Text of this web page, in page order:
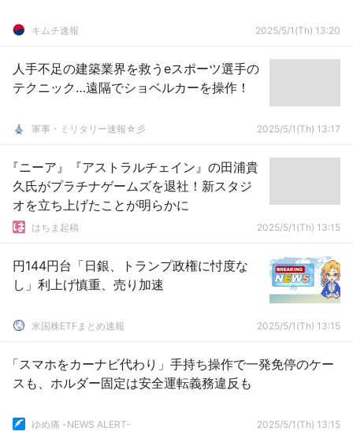
キムチ速報 2025/5/1(Th) 13:20
人手不足の建築業界を救うeスポーツ選手の
テクニック…遠隔でショベルカーを操作！
軍事・ミリタリー速報☆彡 2025/5/1(Th) 13:17
『ニーア』『アストラルチェイン』の田浦貴
久氏がプラチナゲームズを退社！新スタジ
オを立ち上げたことが明らかに
はちま起稿 2025/5/1(Th) 13:15
円144円台「日銀、トランプ政権に忖度な
し」利上げ慎重、売り加速
米国株ETFまとめ速報 2025/5/1(Th) 13:15
「スマホをカーナビ代わり」手持ち操作で一発免停のケー
スも、ホルダー固定は安全運転義務違反も
ゆめ痛 -NEWS ALERT- 2025/5/1(Th) 13:15